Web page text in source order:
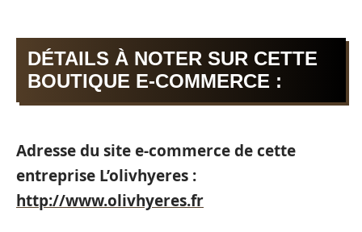
DÉTAILS À NOTER SUR CETTE
BOUTIQUE E-COMMERCE :
Adresse du site e-commerce de cette
entreprise L’olivhyeres :
http://www.olivhyeres.fr